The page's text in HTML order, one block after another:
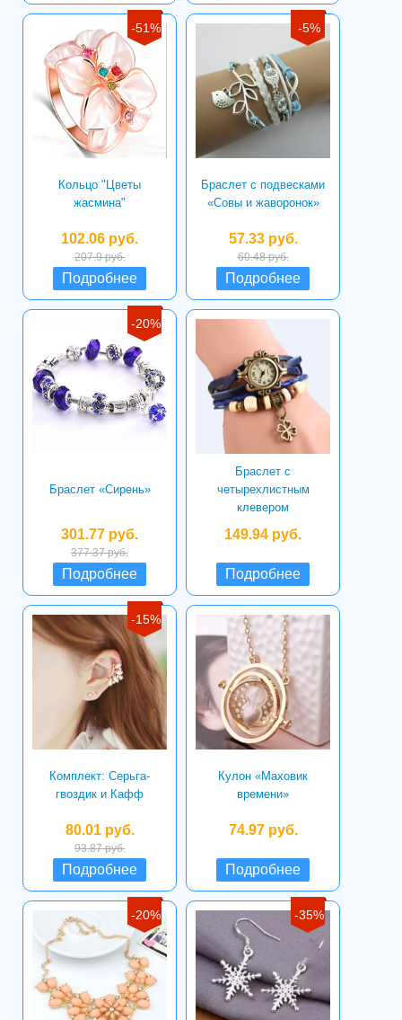
-51%
Кольцо "Цветы
жасмина"
102.06 руб.
207.9 руб.
Подробнее
-5%
Браслет с подвесками
«Совы и жаворонок»
57.33 руб.
60.48 руб.
Подробнее
-20%
Браслет «Сирень»
301.77 руб.
377.37 руб.
Подробнее
Браслет с
четырехлистным
клевером
149.94 руб.
Подробнее
-15%
Комплект: Серьга-
гвоздик и Кафф
80.01 руб.
93.87 руб.
Подробнее
Кулон «Маховик
времени»
74.97 руб.
Подробнее
-20% -35%